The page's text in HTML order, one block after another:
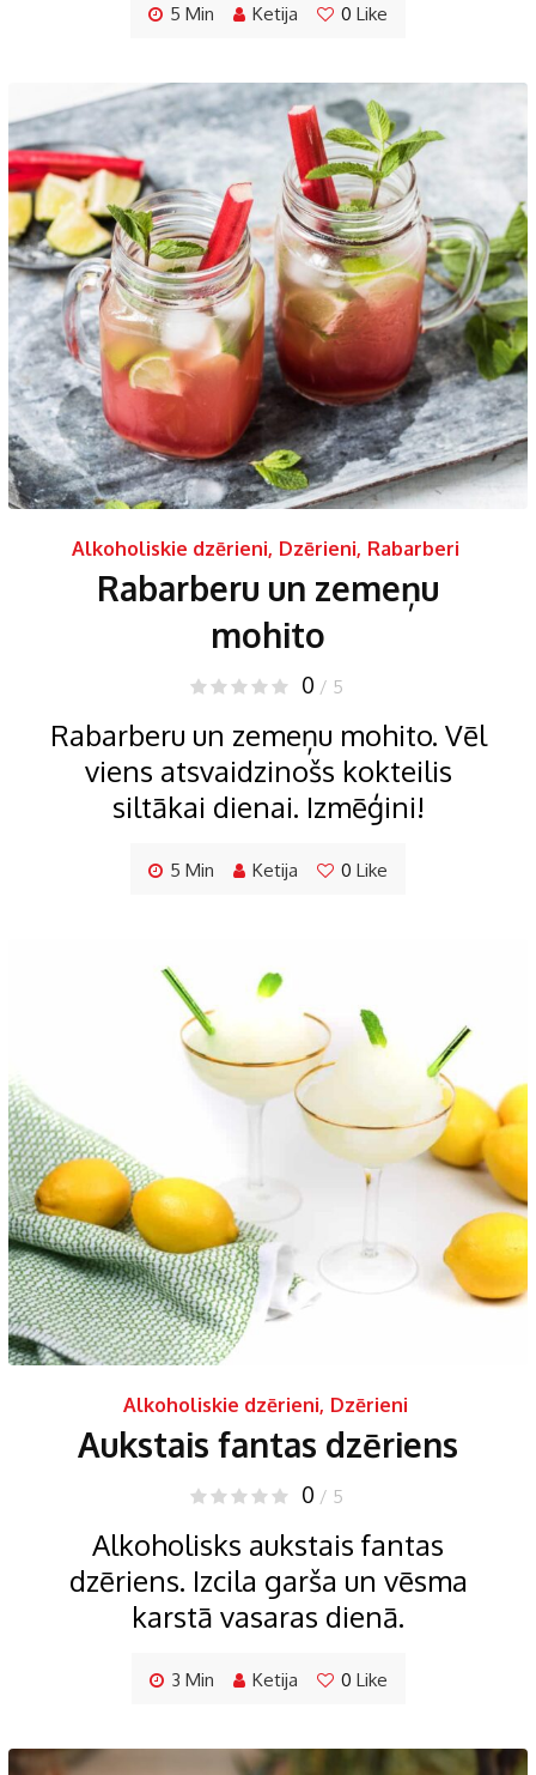
5 Min Ketija 0 Like
Alkoholiskie dzērieni, Dzērieni, Rabarberi
Rabarberu un zemeņu
mohito
0 / 5
Rabarberu un zemeņu mohito. Vēl
viens atsvaidzinošs kokteilis
siltākai dienai. Izmēģini!
5 Min Ketija 0 Like
Alkoholiskie dzērieni, Dzērieni
Aukstais fantas dzēriens
0 / 5
Alkoholisks aukstais fantas
dzēriens. Izcila garša un vēsma
karstā vasaras dienā.
3 Min Ketija 0 Like